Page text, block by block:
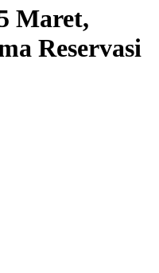
Maret,
Reservasi